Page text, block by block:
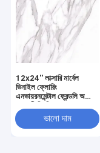
12x24'' লাক্সারি মার্বেল
ভিনাইল ফ্লোরিং
এনভায়রনমেন্টাল ফ্রেন্ডলি অ
GKBM Greenpy GL-
S5556-1
ভালো দাম